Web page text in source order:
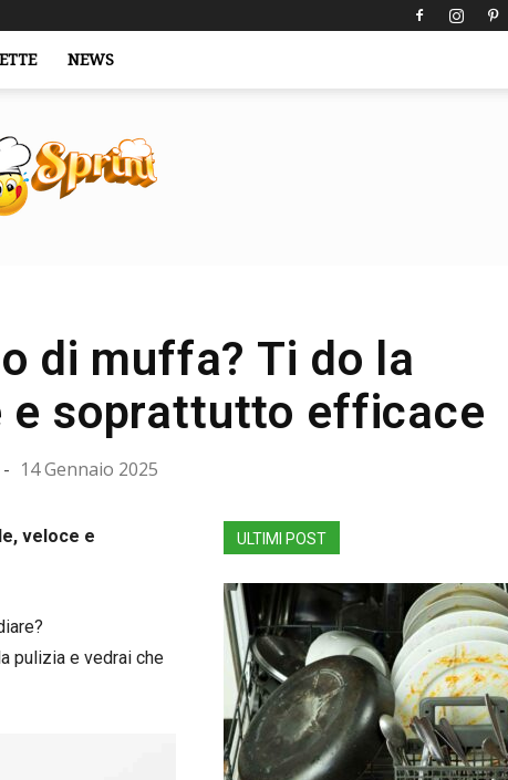
NEWS
di muffa? Ti do la
e soprattutto efficace
- 14 Gennaio 2025
veloce e
pulizia e vedrai che
ULTIMI POST